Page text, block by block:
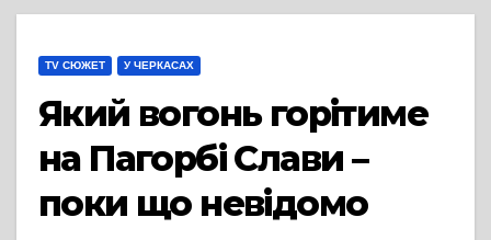
TV СЮЖЕТ У ЧЕРКАСАХ
Який вогонь горітиме
на Пагорбі Слави –
поки що невідомо